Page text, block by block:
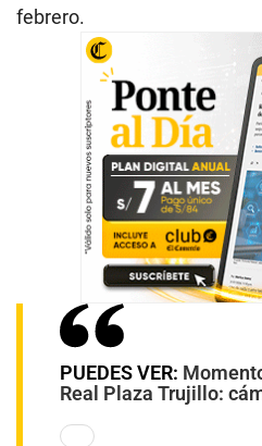
febrero.
PUEDES VER:
Real Plaza Trujillo: